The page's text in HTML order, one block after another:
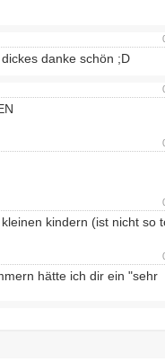
danke schön ;D
kindern (ist nicht so
hätte ich dir ein "sehr